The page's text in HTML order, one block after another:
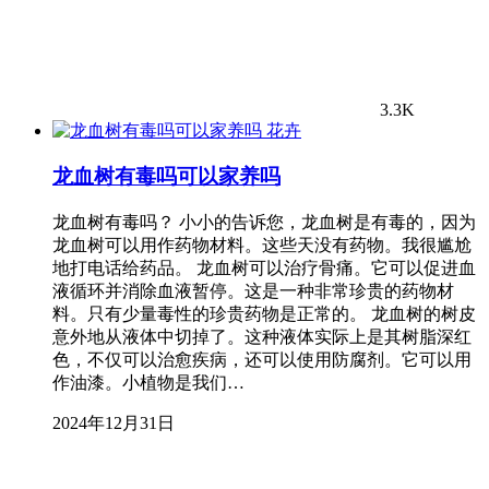
3.3K
花卉
龙血树有毒吗可以家养吗
龙血树有毒吗？ 小小的告诉您，龙血树是有毒的，因为
龙血树可以用作药物材料。这些天没有药物。我很尴尬
地打电话给药品。 龙血树可以治疗骨痛。它可以促进血
液循环并消除血液暂停。这是一种非常珍贵的药物材
料。只有少量毒性的珍贵药物是正常的。 龙血树的树皮
意外地从液体中切掉了。这种液体实际上是其树脂深红
色，不仅可以治愈疾病，还可以使用防腐剂。它可以用
作油漆。小植物是我们…
2024年12月31日